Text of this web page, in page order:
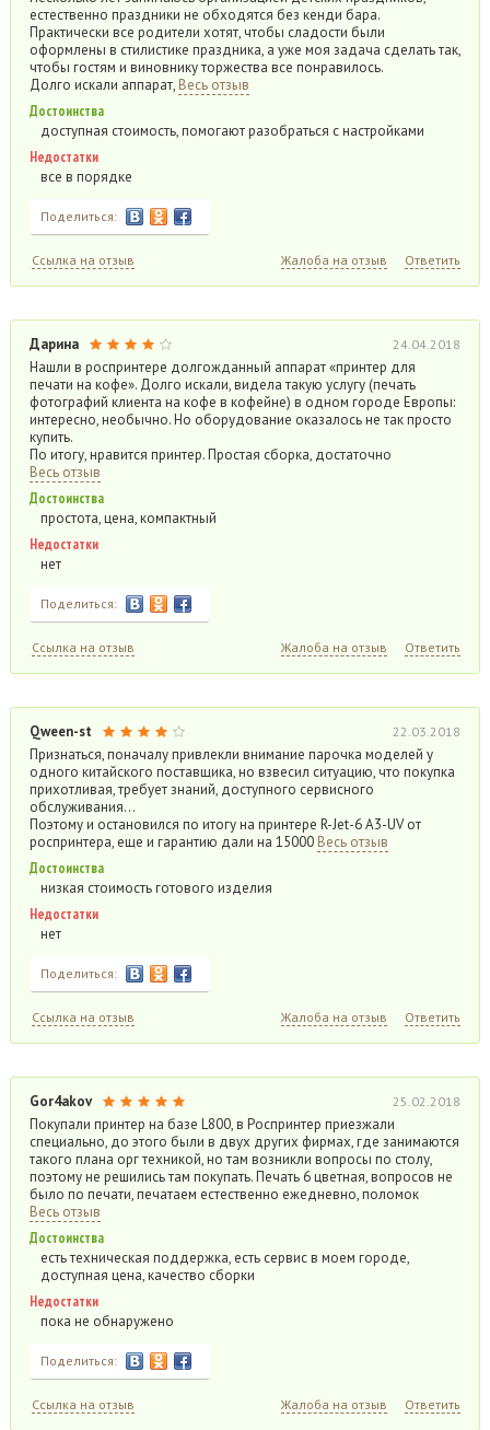
естественно праздники не обходятся без кенди бара.
Практически все родители хотят, чтобы сладости были
оформлены в стилистике праздника, а уже моя задача сделать так,
чтобы гостям и виновнику торжества все понравилось.
Долго искали аппарат, Весь отзыв
Достоинства
доступная стоимость, помогают разобраться с настройками
Недостатки
все в порядке
Поделиться:
Ссылка на отзыв Жалоба на отзыв Ответить
Дарина 24.04.2018
Нашли в роспринтере долгожданный аппарат «принтер для
печати на кофе». Долго искали, видела такую услугу (печать
фотографий клиента на кофе в кофейне) в одном городе Европы:
интересно, необычно. Но оборудование оказалось не так просто
купить.
По итогу, нравится принтер. Простая сборка, достаточно
Весь отзыв
Достоинства
простота, цена, компактный
Недостатки
нет
Поделиться:
Ссылка на отзыв Жалоба на отзыв Ответить
Qween-st 22.03.2018
Признаться, поначалу привлекли внимание парочка моделей у
одного китайского поставщика, но взвесил ситуацию, что покупка
прихотливая, требует знаний, доступного сервисного
обслуживания…
Поэтому и остановился по итогу на принтере R-Jet-6 А3-UV от
роспринтера, еще и гарантию дали на 15000 Весь отзыв
Достоинства
низкая стоимость готового изделия
Недостатки
нет
Поделиться:
Ссылка на отзыв Жалоба на отзыв Ответить
Gor4akov 25.02.2018
Покупали принтер на базе L800, в Роспринтер приезжали
специально, до этого были в двух других фирмах, где занимаются
такого плана орг техникой, но там возникли вопросы по столу,
поэтому не решились там покупать. Печать 6 цветная, вопросов не
было по печати, печатаем естественно ежедневно, поломок
Весь отзыв
Достоинства
есть техническая поддержка, есть сервис в моем городе,
доступная цена, качество сборки
Недостатки
пока не обнаружено
Поделиться:
Ссылка на отзыв Жалоба на отзыв Ответить